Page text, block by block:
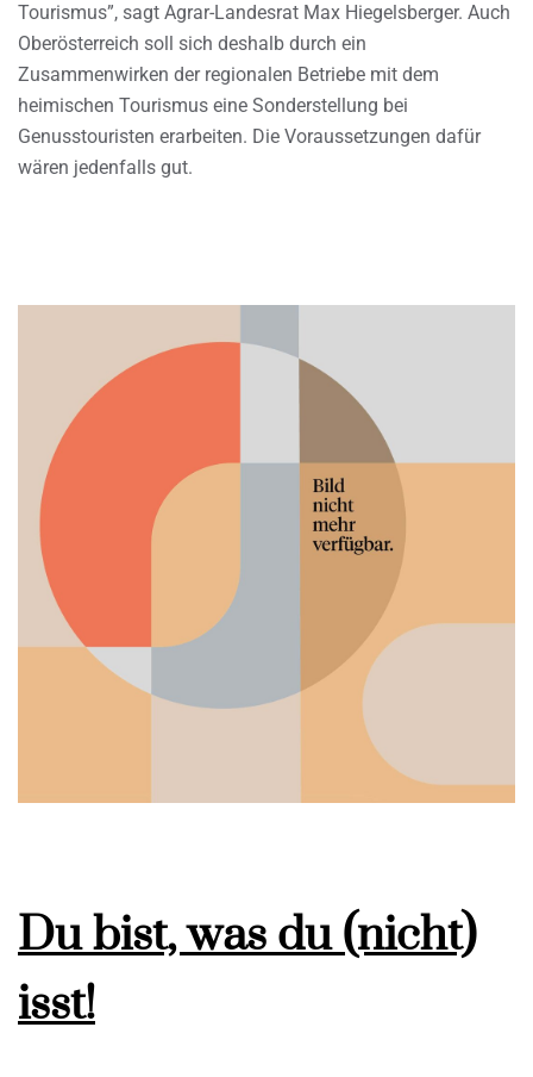
Tourismus”, sagt Agrar-Landesrat Max Hiegelsberger. Auch
Oberösterreich soll sich deshalb durch ein
Zusammenwirken der regionalen Betriebe mit dem
heimischen Tourismus eine Sonderstellung bei
Genusstouristen erarbeiten. Die Voraussetzungen dafür
wären jedenfalls gut.
Du bist, was du (nicht)
isst!